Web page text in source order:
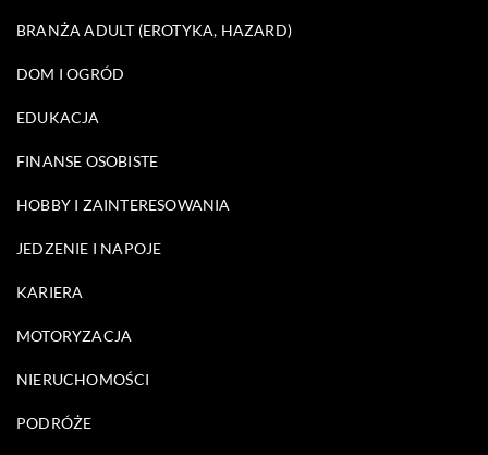
BRANŻA ADULT (EROTYKA, HAZARD)
DOM I OGRÓD
EDUKACJA
FINANSE OSOBISTE
HOBBY I ZAINTERESOWANIA
JEDZENIE I NAPOJE
KARIERA
MOTORYZACJA
NIERUCHOMOŚCI
PODRÓŻE